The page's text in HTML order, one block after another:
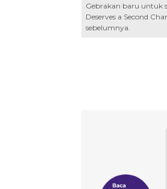
Gebrakan baru untuk
Deserves a Second
sebelumnya.